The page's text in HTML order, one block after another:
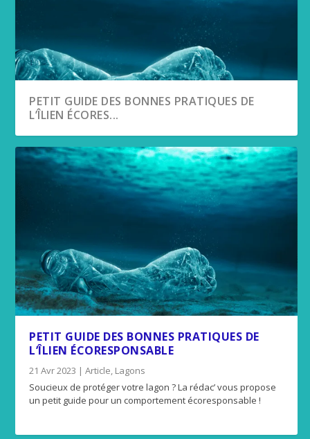
PETIT GUIDE DES BONNES PRATIQUES DE
L’ÎLIEN ÉCORES...
PETIT GUIDE DES BONNES PRATIQUES DE
L’ÎLIEN ÉCORESPONSABLE
21 Avr 2023 |Article, Lagons
Soucieux de protéger votre lagon ? La rédac’ vous propose
un petit guide pour un comportement écoresponsable !